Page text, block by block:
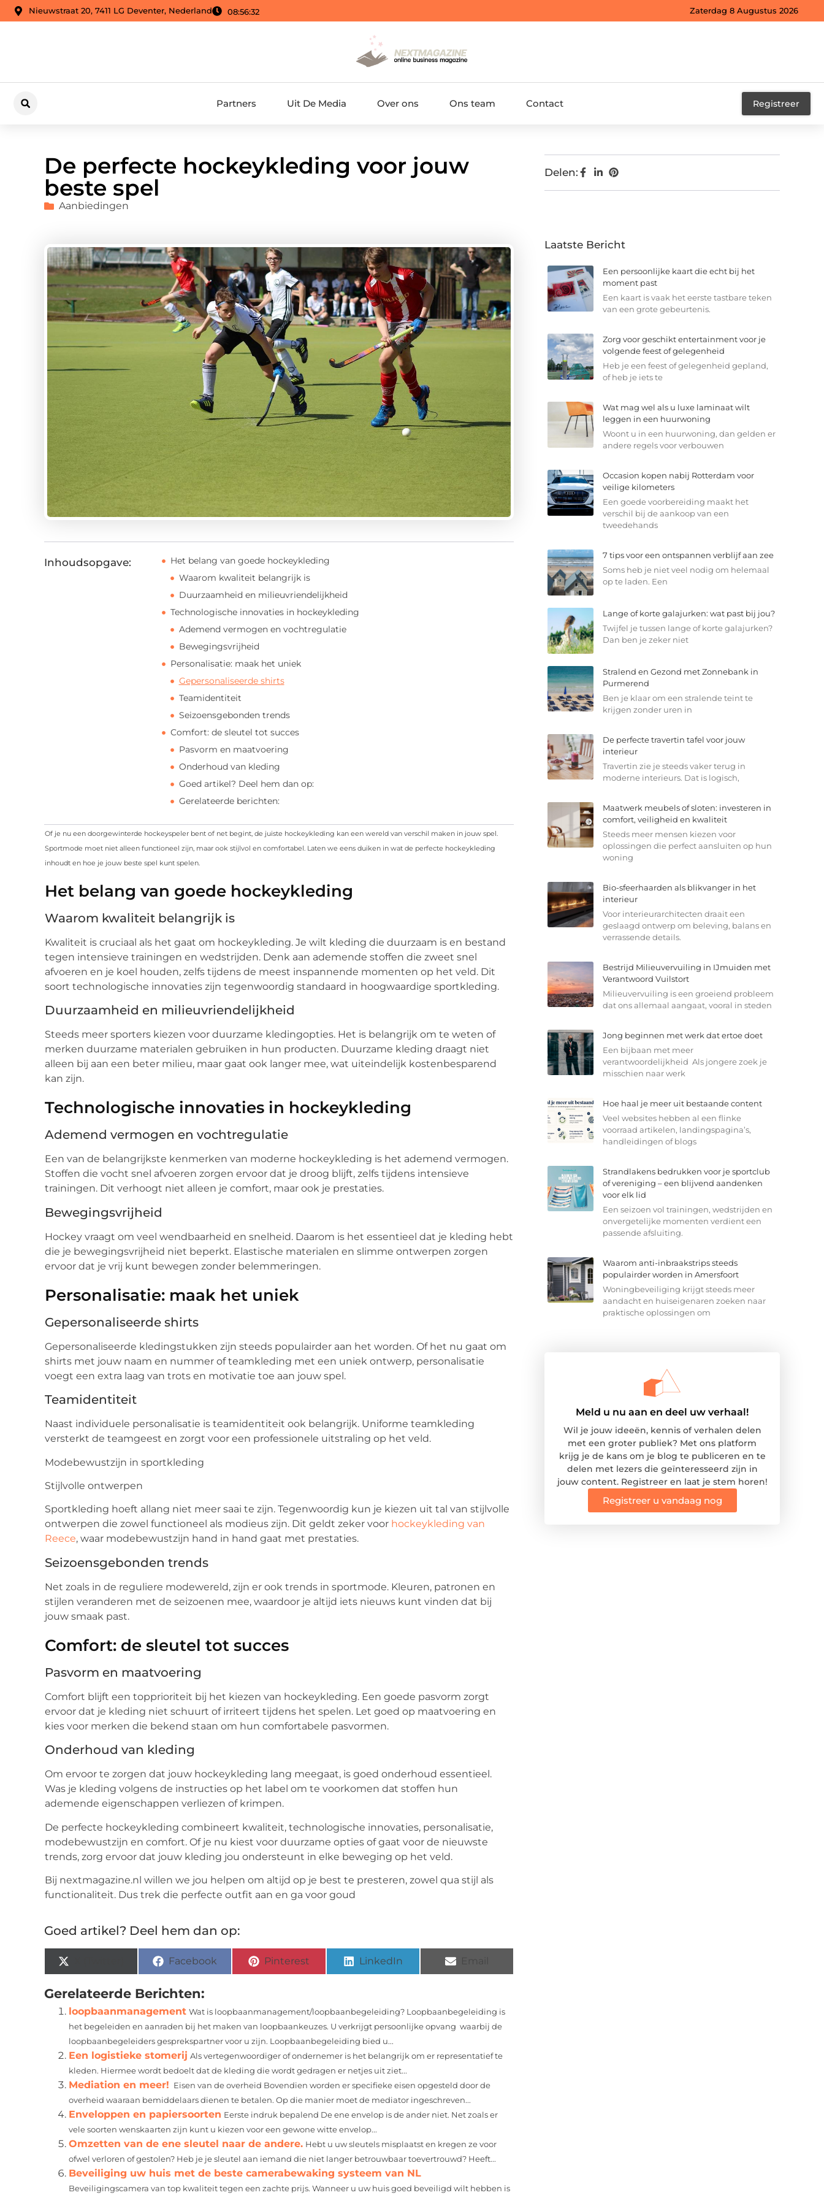
Nieuwstraat 20, 7411 LG Deventer, Nederland 08:56:32 Zaterdag 8 Augustus 2026
Partners Uit De Media Over ons Ons team Contact Registreer
De perfecte hockeykleding voor jouw
beste spel
Aanbiedingen
Inhoudsopgave:
Het belang van goede hockeykleding
Waarom kwaliteit belangrijk is
Duurzaamheid en milieuvriendelijkheid
Technologische innovaties in hockeykleding
Ademend vermogen en vochtregulatie
Bewegingsvrijheid
Personalisatie: maak het uniek
Gepersonaliseerde shirts
Teamidentiteit
Seizoensgebonden trends
Comfort: de sleutel tot succes
Pasvorm en maatvoering
Onderhoud van kleding
Goed artikel? Deel hem dan op:
Gerelateerde berichten:
Of je nu een doorgewinterde hockeyspeler bent of net begint, de juiste hockeykleding kan een wereld van verschil maken in jouw spel.
Sportmode moet niet alleen functioneel zijn, maar ook stijlvol en comfortabel. Laten we eens duiken in wat de perfecte hockeykleding
inhoudt en hoe je jouw beste spel kunt spelen.
Het belang van goede hockeykleding
Waarom kwaliteit belangrijk is
Kwaliteit is cruciaal als het gaat om hockeykleding. Je wilt kleding die duurzaam is en bestand
tegen intensieve trainingen en wedstrijden. Denk aan ademende stoffen die zweet snel
afvoeren en je koel houden, zelfs tijdens de meest inspannende momenten op het veld. Dit
soort technologische innovaties zijn tegenwoordig standaard in hoogwaardige sportkleding.
Duurzaamheid en milieuvriendelijkheid
Steeds meer sporters kiezen voor duurzame kledingopties. Het is belangrijk om te weten of
merken duurzame materialen gebruiken in hun producten. Duurzame kleding draagt niet
alleen bij aan een beter milieu, maar gaat ook langer mee, wat uiteindelijk kostenbesparend
kan zijn.
Technologische innovaties in hockeykleding
Ademend vermogen en vochtregulatie
Een van de belangrijkste kenmerken van moderne hockeykleding is het ademend vermogen.
Stoffen die vocht snel afvoeren zorgen ervoor dat je droog blijft, zelfs tijdens intensieve
trainingen. Dit verhoogt niet alleen je comfort, maar ook je prestaties.
Bewegingsvrijheid
Hockey vraagt om veel wendbaarheid en snelheid. Daarom is het essentieel dat je kleding hebt
die je bewegingsvrijheid niet beperkt. Elastische materialen en slimme ontwerpen zorgen
ervoor dat je vrij kunt bewegen zonder belemmeringen.
Personalisatie: maak het uniek
Gepersonaliseerde shirts
Gepersonaliseerde kledingstukken zijn steeds populairder aan het worden. Of het nu gaat om
shirts met jouw naam en nummer of teamkleding met een uniek ontwerp, personalisatie
voegt een extra laag van trots en motivatie toe aan jouw spel.
Teamidentiteit
Naast individuele personalisatie is teamidentiteit ook belangrijk. Uniforme teamkleding
versterkt de teamgeest en zorgt voor een professionele uitstraling op het veld.
Modebewustzijn in sportkleding
Stijlvolle ontwerpen
Sportkleding hoeft allang niet meer saai te zijn. Tegenwoordig kun je kiezen uit tal van stijlvolle
ontwerpen die zowel functioneel als modieus zijn. Dit geldt zeker voor hockeykleding van
Reece, waar modebewustzijn hand in hand gaat met prestaties.
Seizoensgebonden trends
Net zoals in de reguliere modewereld, zijn er ook trends in sportmode. Kleuren, patronen en
stijlen veranderen met de seizoenen mee, waardoor je altijd iets nieuws kunt vinden dat bij
jouw smaak past.
Comfort: de sleutel tot succes
Pasvorm en maatvoering
Comfort blijft een topprioriteit bij het kiezen van hockeykleding. Een goede pasvorm zorgt
ervoor dat je kleding niet schuurt of irriteert tijdens het spelen. Let goed op maatvoering en
kies voor merken die bekend staan om hun comfortabele pasvormen.
Onderhoud van kleding
Om ervoor te zorgen dat jouw hockeykleding lang meegaat, is goed onderhoud essentieel.
Was je kleding volgens de instructies op het label om te voorkomen dat stoffen hun
ademende eigenschappen verliezen of krimpen.
De perfecte hockeykleding combineert kwaliteit, technologische innovaties, personalisatie,
modebewustzijn en comfort. Of je nu kiest voor duurzame opties of gaat voor de nieuwste
trends, zorg ervoor dat jouw kleding jou ondersteunt in elke beweging op het veld.
Bij nextmagazine.nl willen we jou helpen om altijd op je best te presteren, zowel qua stijl als
functionaliteit. Dus trek die perfecte outfit aan en ga voor goud
Goed artikel? Deel hem dan op:
Facebook Pinterest LinkedIn
Gerelateerde Berichten:
loopbaanmanagement Wat is loopbaanmanagement/loopbaanbegeleiding? Loopbaanbegeleiding is
het begeleiden en aanraden bij het maken van loopbaankeuzes. U verkrijgt persoonlijke opvang waarbij de
loopbaanbegeleiders gesprekspartner voor u zijn. Loopbaanbegeleiding bied u...
Een logistieke stomerij Als vertegenwoordiger of ondernemer is het belangrijk om er representatief te
kleden. Hiermee wordt bedoelt dat de kleding die wordt gedragen er netjes uit ziet...
Mediation en meer! Eisen van de overheid Bovendien worden er specifieke eisen opgesteld door de
overheid waaraan bemiddelaars dienen te betalen. Op die manier moet de mediator ingeschreven...
Enveloppen en papiersoorten Eerste indruk bepalend De ene envelop is de ander niet. Net zoals er
vele soorten wenskaarten zijn kunt u kiezen voor een gewone witte envelop...
Omzetten van de ene sleutel naar de andere. Hebt u uw sleutels misplaatst en kregen ze voor
ofwel verloren of gestolen? Heb je je sleutel aan iemand die niet langer betrouwbaar toevertrouwd? Heeft...
Beveiliging uw huis met de beste camerabewaking systeem van NL
Beveiligingscamera van top kwaliteit tegen een zachte prijs. Wanneer u uw huis goed beveiligd wilt hebben is
Delen:
Laatste Bericht
Een persoonlijke kaart die echt bij het
moment past
Een kaart is vaak het eerste tastbare teken
van een grote gebeurtenis.
Zorg voor geschikt entertainment voor je
volgende feest of gelegenheid
Heb je een feest of gelegenheid gepland,
of heb je iets te
Wat mag wel als u luxe laminaat wilt
leggen in een huurwoning
Woont u in een huurwoning, dan gelden er
andere regels voor verbouwen
Occasion kopen nabij Rotterdam voor
veilige kilometers
Een goede voorbereiding maakt het
verschil bij de aankoop van een
tweedehands
7 tips voor een ontspannen verblijf aan zee
Soms heb je niet veel nodig om helemaal
op te laden. Een
Lange of korte galajurken: wat past bij jou?
Twijfel je tussen lange of korte galajurken?
Dan ben je zeker niet
Stralend en Gezond met Zonnebank in
Purmerend
Ben je klaar om een stralende teint te
krijgen zonder uren in
De perfecte travertin tafel voor jouw
interieur
Travertin zie je steeds vaker terug in
moderne interieurs. Dat is logisch,
Maatwerk meubels of sloten: investeren in
comfort, veiligheid en kwaliteit
Steeds meer mensen kiezen voor
oplossingen die perfect aansluiten op hun
woning
Bio-sfeerhaarden als blikvanger in het
interieur
Voor interieurarchitecten draait een
geslaagd ontwerp om beleving, balans en
verrassende details.
Bestrijd Milieuvervuiling in IJmuiden met
Verantwoord Vuilstort
Milieuvervuiling is een groeiend probleem
dat ons allemaal aangaat, vooral in steden
Jong beginnen met werk dat ertoe doet
Een bijbaan met meer
verantwoordelijkheid Als jongere zoek je
misschien naar werk
Hoe haal je meer uit bestaande content
Veel websites hebben al een flinke
voorraad artikelen, landingspagina’s,
handleidingen of blogs
Strandlakens bedrukken voor je sportclub
of vereniging – een blijvend aandenken
voor elk lid
Een seizoen vol trainingen, wedstrijden en
onvergetelijke momenten verdient een
passende afsluiting.
Waarom anti-inbraakstrips steeds
populairder worden in Amersfoort
Woningbeveiliging krijgt steeds meer
aandacht en huiseigenaren zoeken naar
praktische oplossingen om
Meld u nu aan en deel uw verhaal!
Wil je jouw ideeën, kennis of verhalen delen
met een groter publiek? Met ons platform
krijg je de kans om je blog te publiceren en te
delen met lezers die geïnteresseerd zijn in
jouw content. Registreer en laat je stem horen!
Registreer u vandaag nog